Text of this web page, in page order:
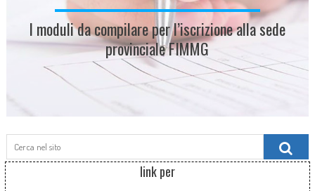
I moduli da compilare per l’iscrizione alla sede
provinciale FIMMG
Search
for:
link per